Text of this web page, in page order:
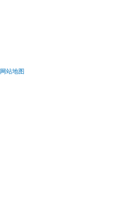
网站地图